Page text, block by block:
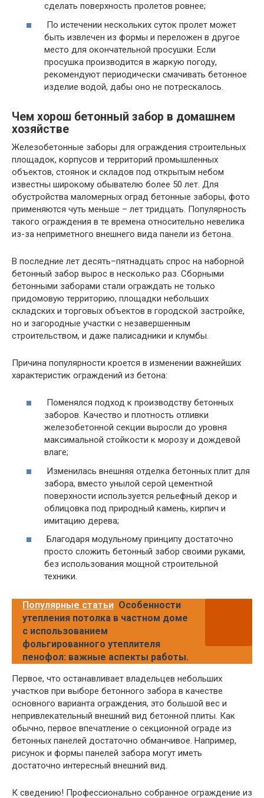
сделать поверхность пролетов ровнее;
По истечении нескольких суток пролет может
быть извлечен из формы и переложен в другое
место для окончательной просушки. Если
просушка производится в жаркую погоду,
рекомендуют периодически смачивать бетонное
изделие водой, дабы оно не потрескалось.
Чем хорош бетонный забор в домашнем
хозяйстве
Железобетонные заборы для ограждения строительных
площадок, корпусов и территорий промышленных
объектов, стоянок и складов под открытым небом
известны широкому обывателю более 50 лет. Для
обустройства маломерных оград бетонные заборы, фото
применяются чуть меньше – лет тридцать. Популярность
такого ограждения в те времена относительно невелика
из-за неприметного внешнего вида панели из бетона.
В последние лет десять–пятнадцать спрос на наборной
бетонный забор вырос в несколько раз. Сборными
бетонными заборами стали ограждать не только
придомовую территорию, площадки небольших
складских и торговых объектов в городской застройке,
но и загородные участки с незавершенным
строительством, и даже палисадники и клумбы.
Причина популярности кроется в изменении важнейших
характеристик ограждений из бетона:
Поменялся подход к производству бетонных
заборов. Качество и плотность отливки
железобетонной секции выросли до уровня
максимальной стойкости к морозу и дождевой
влаге;
Изменилась внешняя отделка бетонных плит для
забора, вместо унылой серой цементной
поверхности используется рельефный декор и
облицовка под природный камень, кирпич и
имитацию дерева;
Благодаря модульному принципу достаточно
просто сложить бетонный забор своими руками,
без использования мощной строительной
техники.
Популярные статьи Особенности
утепления потолка в частном доме
с использованием
фольгированного утеплителя
пенофол: важные аспекты работы.
Первое, что останавливает владельцев небольших
участков при выборе бетонного забора в качестве
основного варианта ограждения, это большой вес и
непривлекательный внешний вид бетонной плиты. Как
обычно, первое впечатление о секционной ограде из
бетонных панелей достаточно обманчивое. Например,
рисунок и формы панелей забора могут иметь
достаточно интересный внешний вид.
К сведению! Профессионально собранное ограждение из